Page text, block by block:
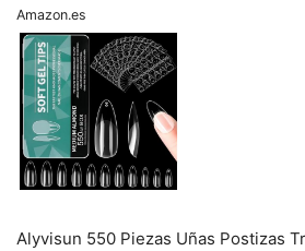
Amazon.es
Alyvisun 550 Piezas Uñas Postizas